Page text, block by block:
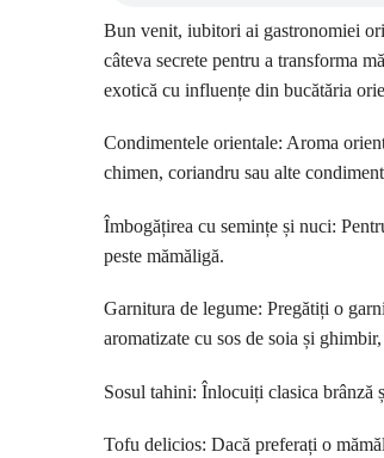
Bun venit, iubitori ai gastronomiei
câteva secrete pentru a transforma
exotică cu influențe din bucătăria
Condimentele orientale: Aroma
chimen, coriandru sau alte
Îmbogățirea cu semințe și nuci:
peste mămăligă.
Garnitura de legume: Pregătiți o
aromatizate cu sos de soia și
Sosul tahini: Înlocuiți clasica brânză
Tofu delicios: Dacă preferați o